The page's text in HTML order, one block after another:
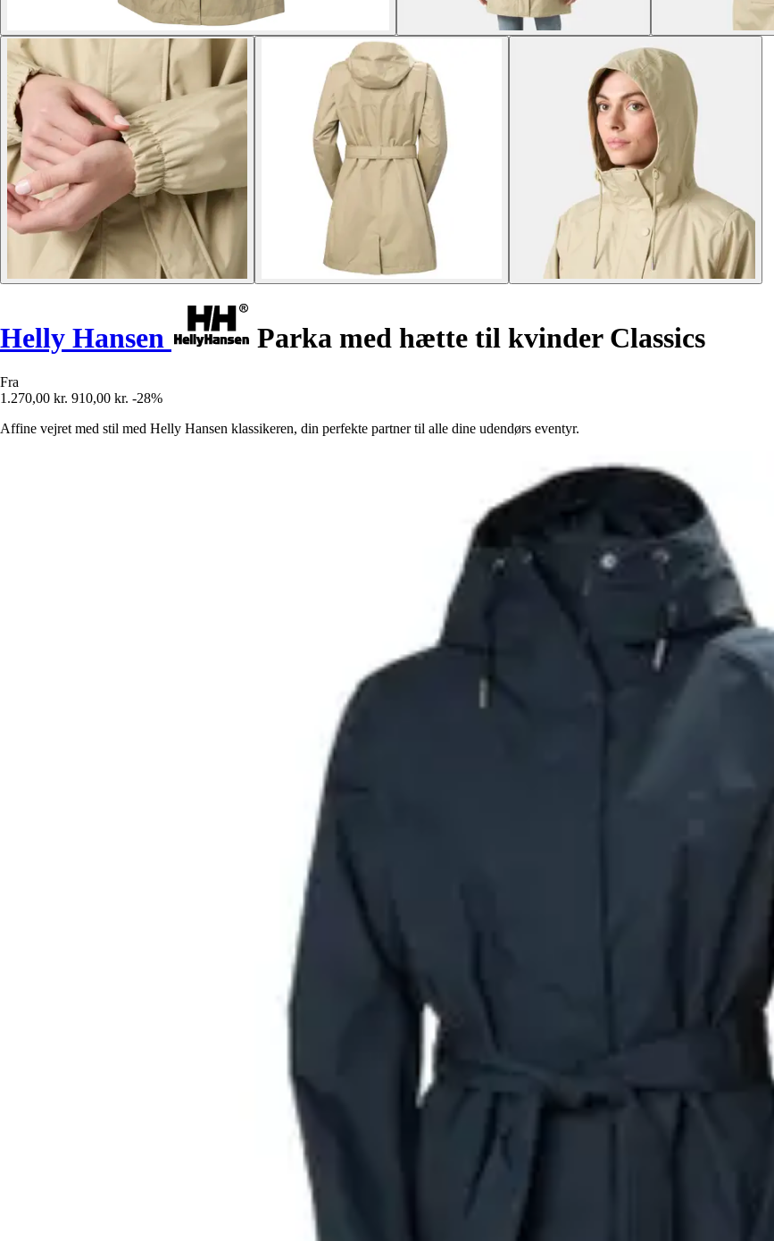
Helly Hansen Parka med hætte til kvinder Classics
Fra
1.270,00 kr. 910,00 kr. -28%
Affine vejret med stil med Helly Hansen klassikeren, din perfekte partner til alle dine udendørs eventyr.